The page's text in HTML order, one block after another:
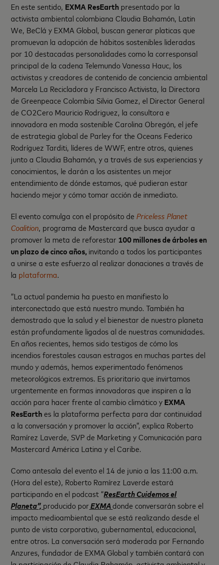
En este sentido, EXMA ResEarth presentado por la
activista ambiental colombiana Claudia Bahamón, Latin
We, BeClá y EXMA Global, buscan generar platicas que
promuevan la adopción de hábitos sostenibles lideradas
por 10 destacadas personalidades como la corresponsal
principal de la cadena Telemundo Vanessa Hauc, los
activistas y creadores de contenido de conciencia ambiental
Marcela La Recicladora y Francisco Activista, la Directora
de Greenpeace Colombia Silvia Gomez, el Director General
de CO2Cero Mauricio Rodriguez, la consultora e
innovadora en moda sostenible Carolina Obregón, el jefe
de estrategia global de Parley for the Oceans Federico
Rodríguez Tarditi, líderes de WWF, entre otros, quienes
junto a Claudia Bahamón, y a través de sus experiencias y
conocimientos, le darán a los asistentes un mejor
entendimiento de dónde estamos, qué pudieran estar
haciendo mejor y cómo tomar acción de inmediato.
El evento comulga con el propósito dePriceless Planet
Coalition, programa de Mastercard que busca ayudar a
promover la meta de reforestar 100 millones de árboles en
un plazo de cinco años,invitando a todos los participantes
a unirse a este esfuerzo al realizar donaciones a través de
la plataforma.
“La actual pandemia ha puesto en manifiesto lo
interconectado que está nuestro mundo. También ha
demostrado que la salud y el bienestar de nuestro planeta
están profundamente ligados al de nuestras comunidades.
En años recientes, hemos sido testigos de cómo los
incendios forestales causan estragos en muchas partes del
mundo y además, hemos experimentado fenómenos
meteorológicos extremos. Es prioritario que invirtamos
urgentemente en formas innovadoras que inspiren a la
acción para hacer frente al cambio climático y EXMA
ResEarthes la plataforma perfecta para dar continuidad
a la conversación y promover la acción”, explica Roberto
Ramírez Laverde, SVP de Marketing y Comunicación para
Mastercard América Latina y el Caribe.
Como antesala del evento el 14 de junio a las 11:00 a.m.
(Hora del este), Roberto Ramírez Laverde estará
participando en el podcast “ResEarth Cuidemos el
Planeta”, producido porEXMAdonde conversarán sobre el
impacto medioambiental que se está realizando desde el
punto de vista corporativo, gubernamental, educacional,
entre otros. La conversación será moderada por Fernando
Anzures, fundador de EXMA Global y también contará con